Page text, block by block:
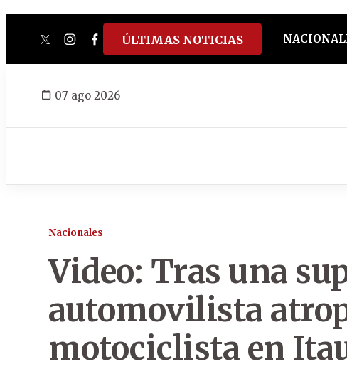
twitterinstagram
facebook
tiktokyoutube
spotify
ÚLTIMAS NOTICIAS
07 ago 2026
Nacionales
Video: Tras una
automovilista
motociclista en